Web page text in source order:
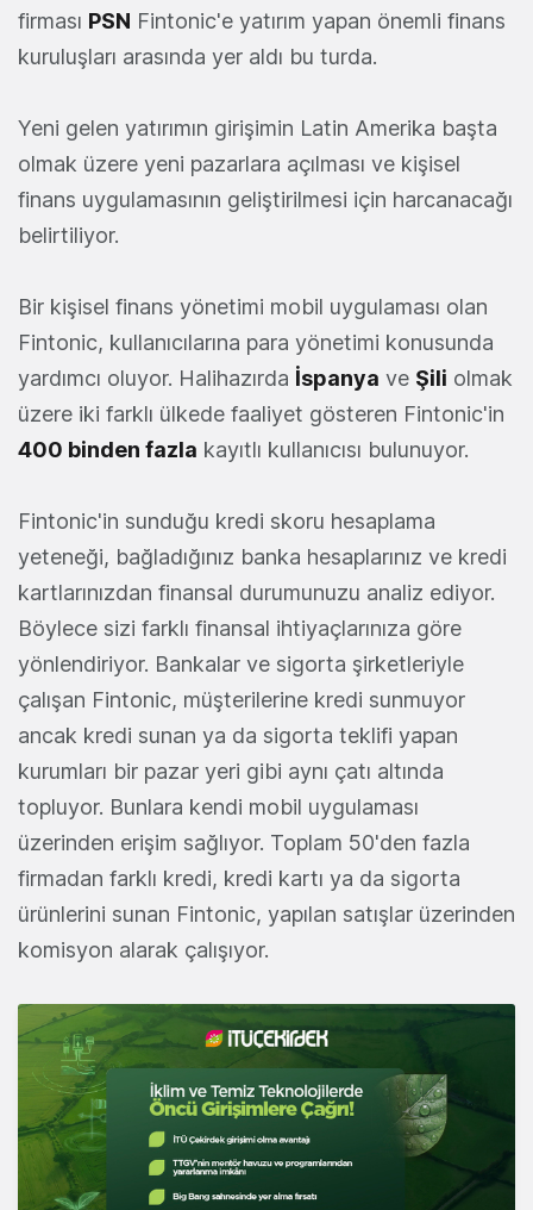
firması PSN Fintonic'e yatırım yapan önemli finans
kuruluşları arasında yer aldı bu turda.
Yeni gelen yatırımın girişimin Latin Amerika başta
olmak üzere yeni pazarlara açılması ve kişisel
finans uygulamasının geliştirilmesi için harcanacağı
belirtiliyor.
Bir kişisel finans yönetimi mobil uygulaması olan
Fintonic, kullanıcılarına para yönetimi konusunda
yardımcı oluyor. Halihazırda İspanya ve Şili olmak
üzere iki farklı ülkede faaliyet gösteren Fintonic'in
400 binden fazla kayıtlı kullanıcısı bulunuyor.
Fintonic'in sunduğu kredi skoru hesaplama
yeteneği, bağladığınız banka hesaplarınız ve kredi
kartlarınızdan finansal durumunuzu analiz ediyor.
Böylece sizi farklı finansal ihtiyaçlarınıza göre
yönlendiriyor. Bankalar ve sigorta şirketleriyle
çalışan Fintonic, müşterilerine kredi sunmuyor
ancak kredi sunan ya da sigorta teklifi yapan
kurumları bir pazar yeri gibi aynı çatı altında
topluyor. Bunlara kendi mobil uygulaması
üzerinden erişim sağlıyor. Toplam 50'den fazla
firmadan farklı kredi, kredi kartı ya da sigorta
ürünlerini sunan Fintonic, yapılan satışlar üzerinden
komisyon alarak çalışıyor.